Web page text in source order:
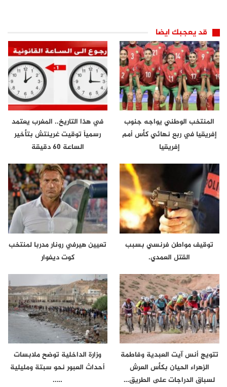
قد يعجبك ايضا
المنتخب الوطني يواجه جنوب
إفريقيا في ربع نهائي كأس أمم
إفريقيا
في هذا التاريخ.. المغرب يعتمد
رسمياً توقيت غرينتش بتأخير
الساعة 60 دقيقة
توقيف مواطن فرنسي بسبب
القتل العمدي.
تعيين هيرفي رونار مدربا لمنتخب
كوت ديفوار
تتويج أنس آيت العبدية وفاطمة
الزهراء الحيان بكأس العرش
لسباق الدراجات على الطريق…
وزارة الداخلية توضح ملابسات
أحداث العبور نحو سبتة ومليلية
…..